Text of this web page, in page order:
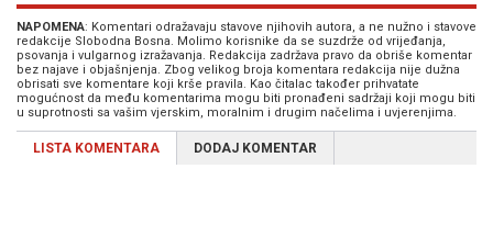
NAPOMENA: Komentari odražavaju stavove njihovih autora, a ne nužno i stavove
redakcije Slobodna Bosna. Molimo korisnike da se suzdrže od vrijeđanja,
psovanja i vulgarnog izražavanja. Redakcija zadržava pravo da obriše komentar
bez najave i objašnjenja. Zbog velikog broja komentara redakcija nije dužna
obrisati sve komentare koji krše pravila. Kao čitalac također prihvatate
mogućnost da među komentarima mogu biti pronađeni sadržaji koji mogu biti
u suprotnosti sa vašim vjerskim, moralnim i drugim načelima i uvjerenjima.
LISTA KOMENTARA DODAJ KOMENTAR